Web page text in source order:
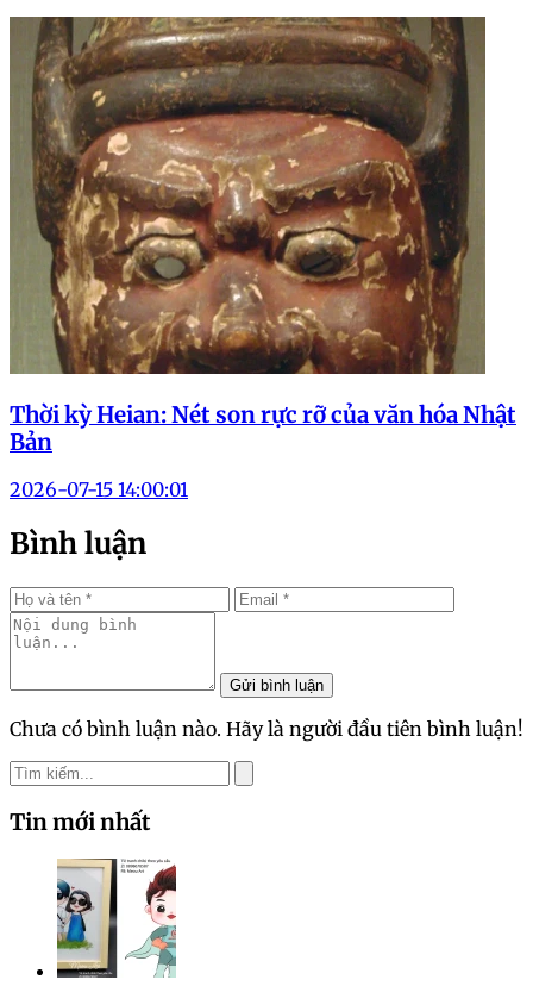
Thời kỳ Heian: Nét son rực rỡ của văn hóa Nhật
Bản
2026-07-15 14:00:01
Bình luận
Gửi bình luận
Chưa có bình luận nào. Hãy là người đầu tiên bình luận!
Tin mới nhất